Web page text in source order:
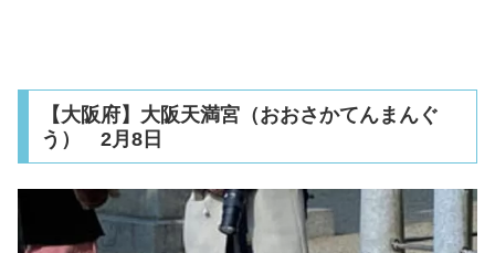
【大阪府】大阪天満宮（おおさかてんまんぐ
う） 2月8日